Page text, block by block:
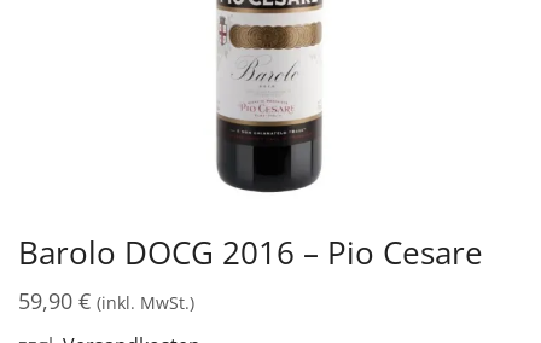
Barolo DOCG 2016 – Pio Cesare
59,90 € (inkl. MwSt.)